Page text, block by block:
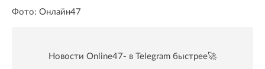
Фото: Онлайн47
Новости Online47- в Telegram быстрее🚀